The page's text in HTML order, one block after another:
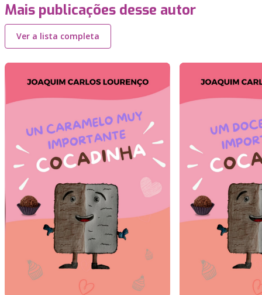
Mais publicações desse autor
Ver a lista completa